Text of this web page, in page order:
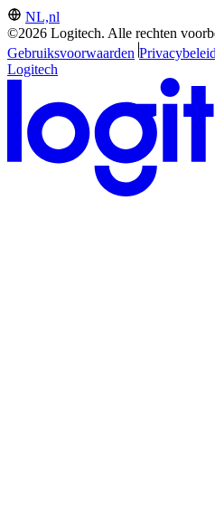
NL,nl
©2026 Logitech. Alle rechten
Gebruiksvoorwaarden Privacybeleid
Logitech